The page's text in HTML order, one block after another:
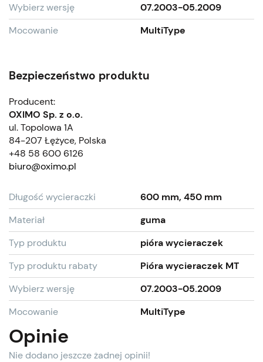
Wybierz wersję
07.2003-05.2009
Mocowanie
MultiType
Bezpieczeństwo produktu
Producent:
OXIMO Sp. z o.o.
ul. Topolowa 1A
84-207 Łężyce, Polska
+48 58 600 6126
biuro@oximo.pl
Długość wycieraczki
600 mm, 450 mm
Materiał
guma
Typ produktu
pióra wycieraczek
Typ produktu rabaty
Pióra wycieraczek MT
Wybierz wersję
07.2003-05.2009
Mocowanie
MultiType
Opinie
Nie dodano jeszcze żadnej opinii!